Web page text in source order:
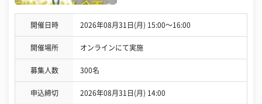
開催日時 2026年08月31日(月) 15:00〜16:00
開催場所 オンラインにて実施
募集人数 300名
申込締切 2026年08月31日(月) 14:00